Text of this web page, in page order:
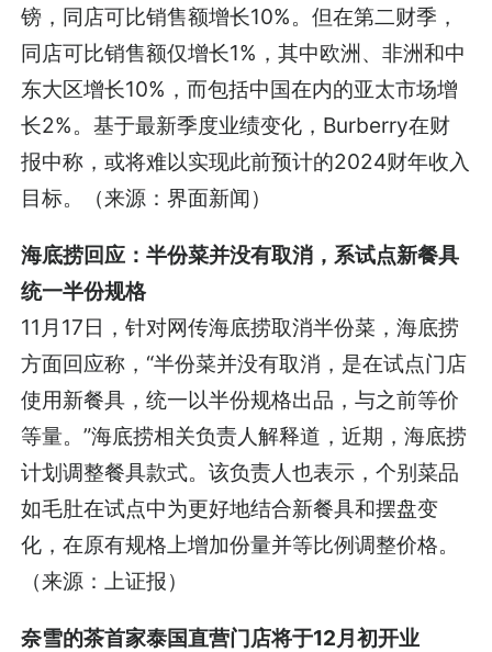
镑，同店可比销售额增长10%。但在第二财季，
同店可比销售额仅增长1%，其中欧洲、非洲和中
东大区增长10%，而包括中国在内的亚太市场增
长2%。基于最新季度业绩变化，Burberry在财
报中称，或将难以实现此前预计的2024财年收入
目标。（来源：界面新闻）
海底捞回应：半份菜并没有取消，系试点新餐具
统一半份规格
11月17日，针对网传海底捞取消半份菜，海底捞
方面回应称，“半份菜并没有取消，是在试点门店
使用新餐具，统一以半份规格出品，与之前等价
等量。”海底捞相关负责人解释道，近期，海底捞
计划调整餐具款式。该负责人也表示，个别菜品
如毛肚在试点中为更好地结合新餐具和摆盘变
化，在原有规格上增加份量并等比例调整价格。
（来源：上证报）
奈雪的茶首家泰国直营门店将于12月初开业